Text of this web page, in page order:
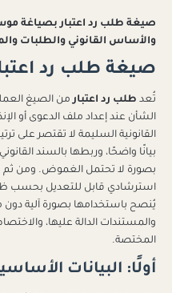
صيغة طلب رد اعتبار بصياغة
والأساس القانوني والطلبات
صيغة طلب رد
تُعد طلب رد اعتبارمن الصيغ
الشأن عند إعداد ملف الدعوى أو
القانونية السليمة لا تقتصر على
بيانًا واضحًا، وربطها بالسند
بصورة لا تحتمل الغموض. ومن
استرشادي قابل للتعديل بحسب
يُنصح باستخدامها بصورة آلية دون
والمستندات الدالة عليها،
المختصة.
أولًا: البيانات